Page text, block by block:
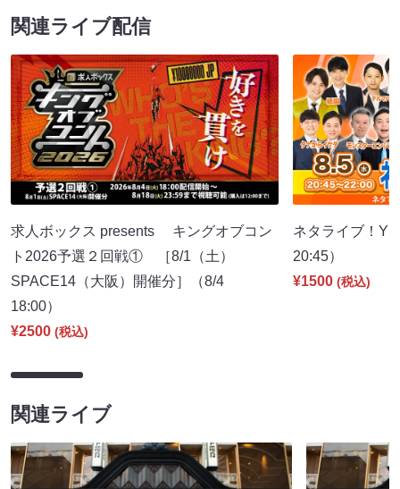
関連ライブ配信
求人ボックス presents キングオブコン
ト2026予選２回戦① ［8/1（土）
SPACE14（大阪）開催分］（8/4
18:00）
¥2500 (税込)
ネタライブ！
20:45）
¥1500 (税込)
関連ライブ